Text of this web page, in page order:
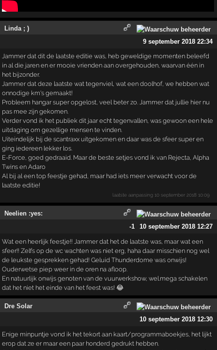
Linda ; )
9 september 2018 22:34
Jammer dat dit de laatste editie was, heb geweldige momenten beleefd
in al die jaren en er mooie vrienden aan overgehouden, waarvan één in
het bijzonder.
Jammer dat deze laatste wat tegenviel, wat een doolhof, we hebben wat
onnodige km's gemaakt!
Probleem hangar super opgelost, veel beter zo. Jammer dat jullie hier nu
pas mee zijn gekomen.
Verder vond ik het publiek dit jaar echt tegenvallen, was gewoon een hele
uitdaging om gezellige mensen te vinden.
Uiteindelijk bij de scantraxx uitgekomen en daar was de sfeer super en
ging iedereen lekker los.
E-Force, goed gedraaid. Maar de beste setjes vond ik van Rejecta, Alpha
Twins en Adaro
Al bij al een top feestje gehad, maar had iets meer verwacht voor de
laatste editie!
laatste aanpassing10 september 2018 10:09
Neelien :yes:
-1
10 september 2018 12:27
Wat een heerlijk feestje!! Jammer dat het de laatste was, maar wat een
sfeer!! Zelfs op de wc wachten was niet erg, haha daar misschien nog wel
de leukste gesprekken gehad! Geluid Thunderdome was onwijs!
Ouderwetse piep weer in de oren na afloop.
En natuurlijk onwijs genoten van de vuurwerkshow, wel.mega schakelen
dat het niet het einde van het feest was! 😂
Dre Solar
10 september 2018 12:30
Enige minpuntje vond ik het tekort aan kaart/programmaboekjes, het lijkt
erop dat ze er maar een paar honderd gedrukt hebben.